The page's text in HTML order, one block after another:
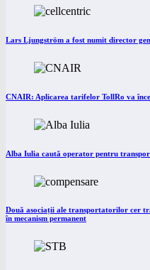
Lars Ljungström a fost numit director
CNAIR: Aplicarea tarifelor TollRo va
Alba Iulia caută operator pentru
Două asociații ale transportatorilor cer
în mecanism permanent